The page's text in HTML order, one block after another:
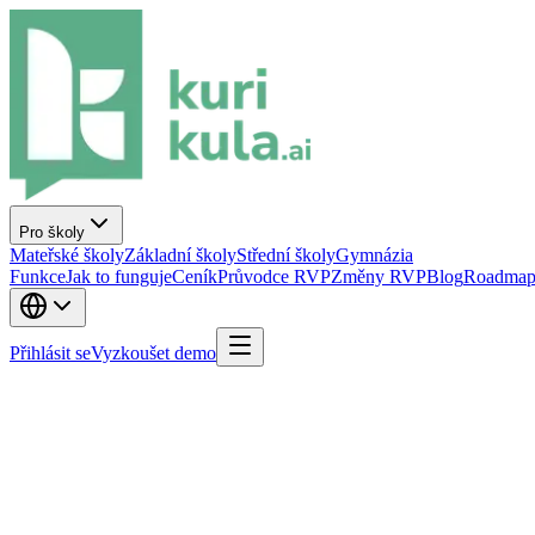
Pro školy
Mateřské školyZákladní školyStřední školyGymnázia
FunkceJak to fungujeCeníkPrůvodce RVPZměny RVPBlog
Přihlásit seVyzkoušet demo